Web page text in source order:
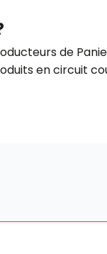
de
en circuit